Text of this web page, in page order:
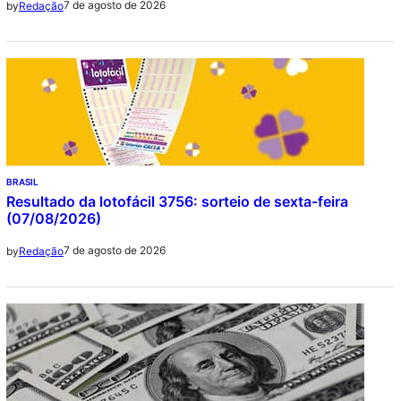
byRedação7 de agosto de 2026
BRASIL
Resultado da lotofácil 3756: sorteio de sexta-feira
(07/08/2026)
byRedação7 de agosto de 2026